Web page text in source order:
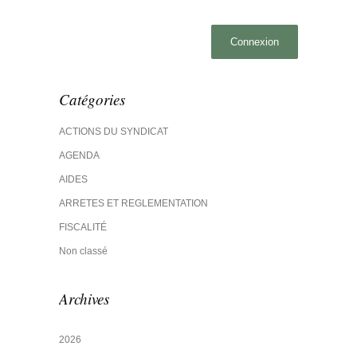
Catégories
ACTIONS DU SYNDICAT
AGENDA
AIDES
ARRETES ET REGLEMENTATION
FISCALITÉ
Non classé
Archives
2026